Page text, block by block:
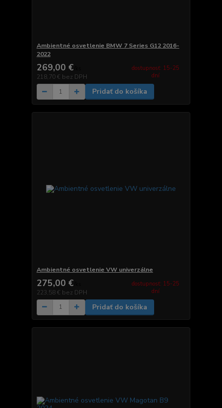
Ambientné osvetlenie BMW 7 Series G12 2016-
2022
269,00 €
218,70 € bez DPH
dostupnosť: 15-25
dní
Pridať do košíka
Ambientné osvetlenie VW univerzálne
275,00 €
223,58 € bez DPH
dostupnosť: 15-25
dní
Pridať do košíka